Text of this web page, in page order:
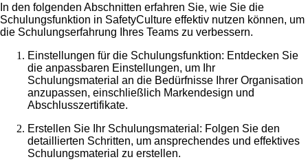
In den folgenden Abschnitten erfahren Sie, wie Sie die
Schulungsfunktion in SafetyCulture effektiv nutzen können, um
die Schulungserfahrung Ihres Teams zu verbessern.
Einstellungen für die Schulungsfunktion: Entdecken Sie
die anpassbaren Einstellungen, um Ihr
Schulungsmaterial an die Bedürfnisse Ihrer Organisation
anzupassen, einschließlich Markendesign und
Abschlusszertifikate.
Erstellen Sie Ihr Schulungsmaterial : Folgen Sie den
detaillierten Schritten, um ansprechendes und effektives
Schulungsmaterial zu erstellen.